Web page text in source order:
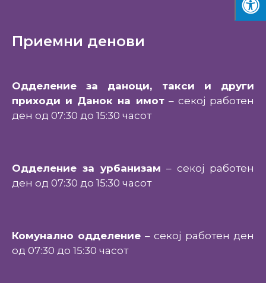
Приемни денови
Одделение за даноци, такси и други
приходи и Данок на имот– секој работен
ден од 07:30 до 15:30 часот
Одделение за урбанизам – секој работен
ден од 07:30 до 15:30 часот
Комунално одделение – секој работен ден
од 07:30 до 15:30 часот